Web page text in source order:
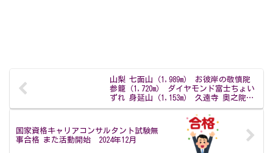
山梨 七面山（1,989m） お彼岸の敬慎院
参籠（1,720m） ダイヤモンド富士ちょい
ずれ 身延山（1,153m） 久遠寺 奥之院思
親閣参拝 2日目 2024年3月
国家資格キャリアコンサルタント試験無
事合格 また活動開始 2024年12月